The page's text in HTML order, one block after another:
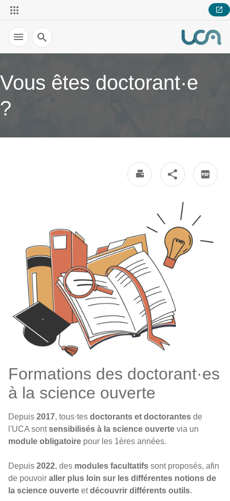
Recherche
Vous êtes doctorant·e
?
Formations des doctorant·es
à la science ouverte
Depuis 2017, tous·tes doctorants et doctorantes de
l'UCA sontsensibilisés à la science ouverte via un
module obligatoire pour les 1ères années.
Depuis 2022, des modules facultatifs sont proposés, afin
de pouvoir aller plus loin sur les différentes notions de
la science ouverte etdécouvrir différents outils.